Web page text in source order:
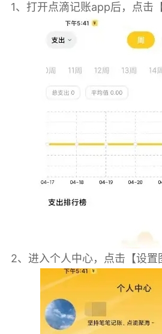
1、打开点滴记账app后，点击
2、进入个人中心，点击【设置